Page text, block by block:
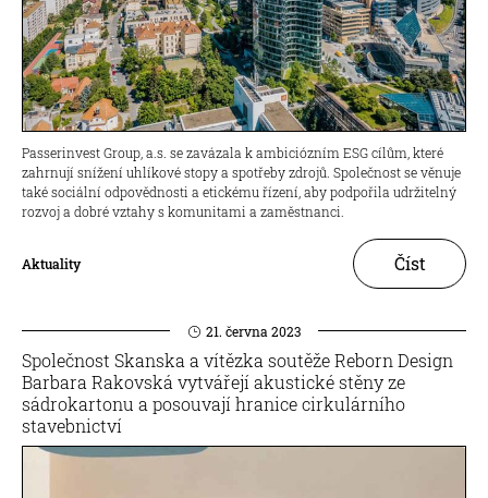
Passerinvest Group, a.s. se zavázala k ambiciózním ESG cílům, které
zahrnují snížení uhlíkové stopy a spotřeby zdrojů. Společnost se věnuje
také sociální odpovědnosti a etickému řízení, aby podpořila udržitelný
rozvoj a dobré vztahy s komunitami a zaměstnanci.
Aktuality Číst
21. června 2023
Společnost Skanska a vítězka soutěže Reborn Design
Barbara Rakovská vytvářejí akustické stěny ze
sádrokartonu a posouvají hranice cirkulárního
stavebnictví